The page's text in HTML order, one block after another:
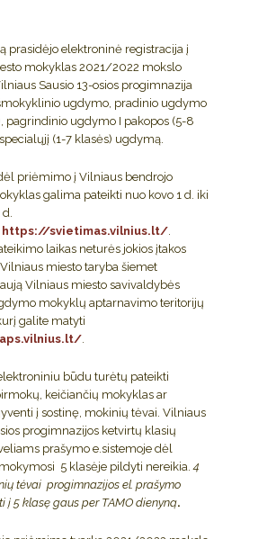
prasidėjo elektroninė registracija į
mokyklas 2021/2022 mokslo
Sausio 13-osios progimnazija
ugdymo, pradinio ugdymo
pagrindinio ugdymo I pakopos (5-8
(1-7 klasės) ugdymą.
priėmimo į Vilniaus bendrojo
galima pateikti nuo kovo 1 d. iki
d.
https://svietimas.vilnius.lt/.
laikas neturės jokios įtakos
miesto taryba šiemet
Vilniaus miesto savivaldybės
mokyklų aptarnavimo teritorijų
galite matyti
.
būdu turėtų pateikti
keičiančių mokyklas ar
į sostinę, mokinių tėvai. Vilniaus
progimnazijos ketvirtų klasių
prašymo e.sistemoje dėl
5 klasėje pildyti nereikia.4
tėvai progimnazijos el. prašymo
į 5 klasę gaus per TAMO dienyną.